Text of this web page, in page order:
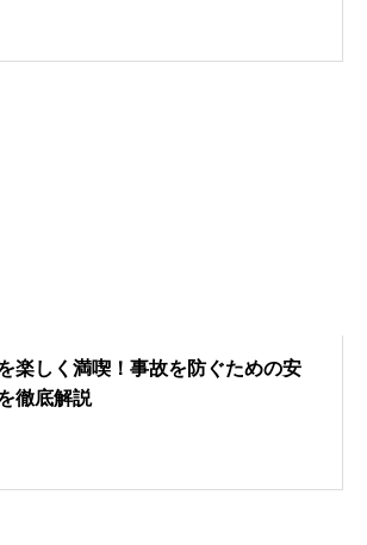
楽しく満喫！事故を防ぐための安
徹底解説